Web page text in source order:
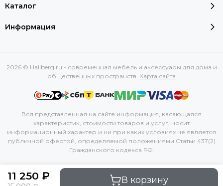
11 250 ₽ В корзину
Каталог
Информация
2026 © Hallberg.ru - современная мебель и аксессуары для дома и
общественных пространств. Карта сайта
Вся представленная на сайте информация, касающаяся
характеристик, стоимости товаров и услуг, носит
информационный характер и ни при каких условиях не является
публичной офертой, определяемой положениями Статьи 437(2)
Гражданского кодекса РФ.